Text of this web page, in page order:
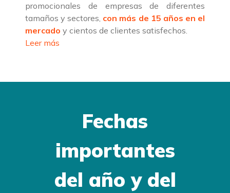
promocionales de empresas de diferentes
tamaños y sectores, con más de 15 años en el
mercado y cientos de clientes satisfechos.
Leer más
Fechas
importantes
del año y del